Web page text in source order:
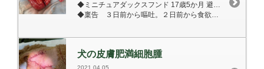
◆ミニチュアダックスフンド 17歳5か月 避妊メス
◆稟告 ３日前から嘔吐。２日前から食欲廃絶。
犬の皮膚肥満細胞腫
2021.04.05